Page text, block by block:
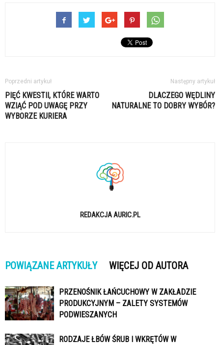
Poprzedni artykuł
PIĘĆ KWESTII, KTÓRE WARTO
WZIĄĆ POD UWAGĘ PRZY
WYBORZE KURIERA
Następny artykuł
DLACZEGO WĘDLINY
NATURALNE TO DOBRY WYBÓR?
REDAKCJA AURIC.PL
POWIĄZANE ARTYKUŁY WIĘCEJ OD AUTORA
PRZENOŚNIK ŁAŃCUCHOWY W ZAKŁADZIE
PRODUKCYJNYM – ZALETY SYSTEMÓW
PODWIESZANYCH
RODZAJE ŁBÓW ŚRUB I WKRĘTÓW W